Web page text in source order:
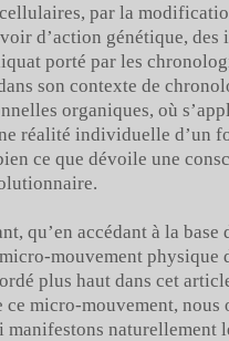
par la
d’action génétique, des
porté par les
son contexte de
organiques, où
réalité individuelle d’un
ce que dévoile une
qu’en accédant à la
mouvement
plus haut dans cet
ce micro-mouvement,
naturellement